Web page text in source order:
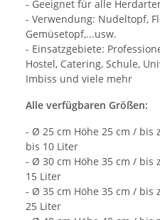
- Geeignet für alle
- Verwendung: Nudeltopf,
Gemüsetopf,...usw.
- Einsatzgebiete:
Hostel, Catering, Schule,
Imbiss und viele mehr
Alle verfügbaren Größen:
- Ø 25 cm Höhe 25 cm / bis
bis 10 Liter
- Ø 30 cm Höhe 35 cm / bis
15 Liter
- Ø 35 cm Höhe 35 cm / bis
25 Liter